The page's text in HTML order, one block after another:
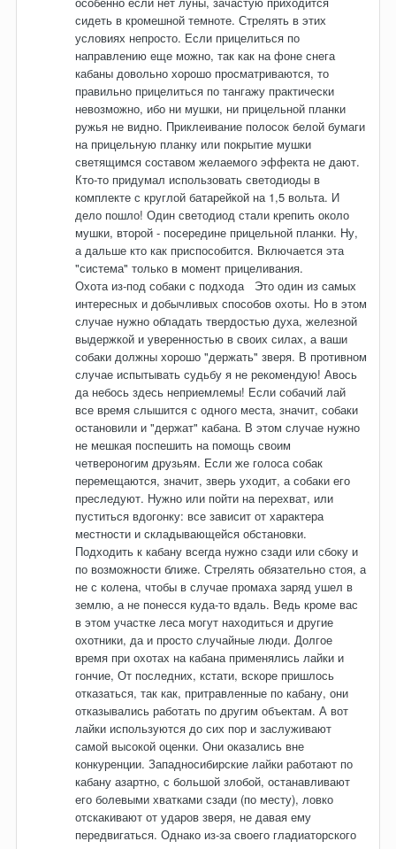
сидеть в кромешной темноте. Стрелять в этих
условиях непросто. Если прицелиться по
направлению еще можно, так как на фоне снега
кабаны довольно хорошо просматриваются, то
правильно прицелиться по тангажу практически
невозможно, ибо ни мушки, ни прицельной планки
ружья не видно. Приклеивание полосок белой бумаги
на прицельную планку или покрытие мушки
светящимся составом желаемого эффекта не дают.
Кто-то придумал использовать светодиоды в
комплекте с круглой батарейкой на 1,5 вольта. И
дело пошло! Один светодиод стали крепить около
мушки, второй - посередине прицельной планки. Ну,
а дальше кто как приспособится. Включается эта
"система" только в момент прицеливания.
Охота из-под собаки с подхода Это один из самых
интересных и добычливых способов охоты. Но в этом
случае нужно обладать твердостью духа, железной
выдержкой и уверенностью в своих силах, а ваши
собаки должны хорошо "держать" зверя. В противном
случае испытывать судьбу я не рекомендую! Авось
да небось здесь неприемлемы! Если собачий лай
все время слышится с одного места, значит, собаки
остановили и "держат" кабана. В этом случае нужно
не мешкая поспешить на помощь своим
четвероногим друзьям. Если же голоса собак
перемещаются, значит, зверь уходит, а собаки его
преследуют. Нужно или пойти на перехват, или
пуститься вдогонку: все зависит от характера
местности и складывающейся обстановки.
Подходить к кабану всегда нужно сзади или сбоку и
по возможности ближе. Стрелять обязательно стоя, а
не с колена, чтобы в случае промаха заряд ушел в
землю, а не понесся куда-то вдаль. Ведь кроме вас
в этом участке леса могут находиться и другие
охотники, да и просто случайные люди. Долгое
время при охотах на кабана применялись лайки и
гончие, От последних, кстати, вскоре пришлось
отказаться, так как, притравленные по кабану, они
отказывались работать по другим объектам. А вот
лайки используются до сих пор и заслуживают
самой высокой оценки. Они оказались вне
конкуренции. Западносибирские лайки работают по
кабану азартно, с большой злобой, останавливают
его болевыми хватками сзади (по месту), ловко
отскакивают от ударов зверя, не давая ему
передвигаться. Однако из-за своего гладиаторского